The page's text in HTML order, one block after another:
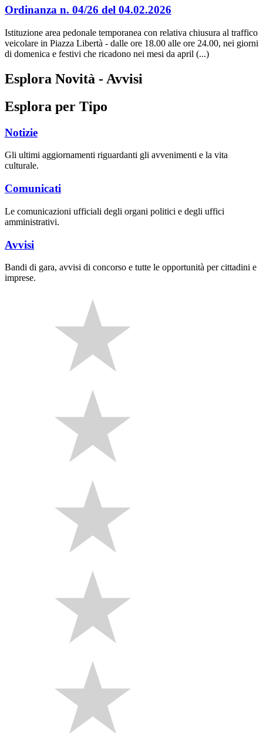
Ordinanza n. 04/26 del 04.02.2026
Istituzione area pedonale temporanea con relativa chiusura al traffico
veicolare in Piazza Libertà - dalle ore 18.00 alle ore 24.00, nei giorni
di domenica e festivi che ricadono nei mesi da april (...)
Esplora Novità - Avvisi
Esplora per Tipo
Notizie
Gli ultimi aggiornamenti riguardanti gli avvenimenti e la vita
culturale.
Comunicati
Le comunicazioni ufficiali degli organi politici e degli uffici
amministrativi.
Avvisi
Bandi di gara, avvisi di concorso e tutte le opportunità per cittadini e
imprese.